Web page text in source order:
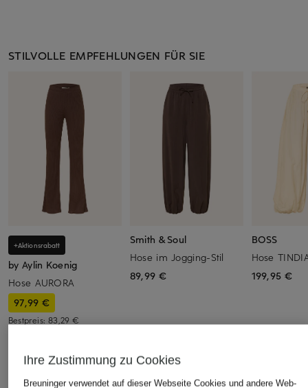
STILVOLLE EMPFEHLUNGEN FÜR SIE
+Aktionsrabatt
by Aylin Koenig
Hose AURORA
97,99 €
Bestpreis:83,29 €
Smith & Soul
Hose im Jogging-Stil
89,99 €
BOSS
Hose
199,95 €
Ihre Zustimmung zu Cookies
Breuninger verwendet auf dieser Webseite Cookies und andere Web-